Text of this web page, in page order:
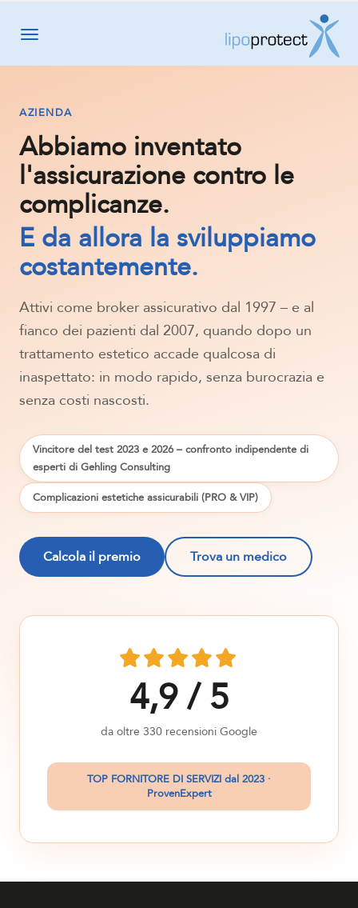
Toggle navigation
AZIENDA
Abbiamo inventato
l'assicurazione contro le
complicanze.
E da allora la sviluppiamo
costantemente.
Attivi come broker assicurativo dal 1997 – e al
fianco dei pazienti dal 2007, quando dopo un
trattamento estetico accade qualcosa di
inaspettato: in modo rapido, senza burocrazia e
senza costi nascosti.
Vincitore del test 2023 e 2026 – confronto indipendente di
esperti di Gehling Consulting
Complicazioni estetiche assicurabili (PRO & VIP)
Calcola il premio Trova un medico
4,9 / 5
da oltre 330 recensioni Google
TOP FORNITORE DI SERVIZI dal 2023 ·
ProvenExpert